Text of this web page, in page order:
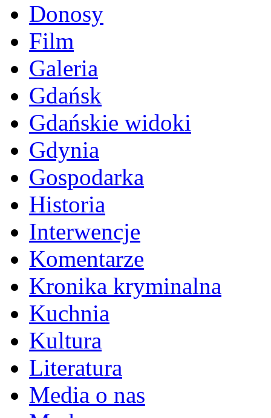
Donosy
Film
Galeria
Gdańsk
Gdańskie widoki
Gdynia
Gospodarka
Historia
Interwencje
Komentarze
Kronika kryminalna
Kuchnia
Kultura
Literatura
Media o nas